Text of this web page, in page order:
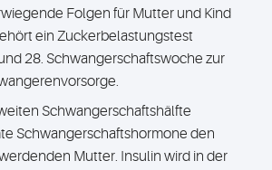
Folgen für Mutter und Kind
ein Zuckerbelastungstest
28. Schwangerschaftswoche zur
Schwangerschaftshälfte
Schwangerschaftshormone den
Mutter. Insulin wird in der